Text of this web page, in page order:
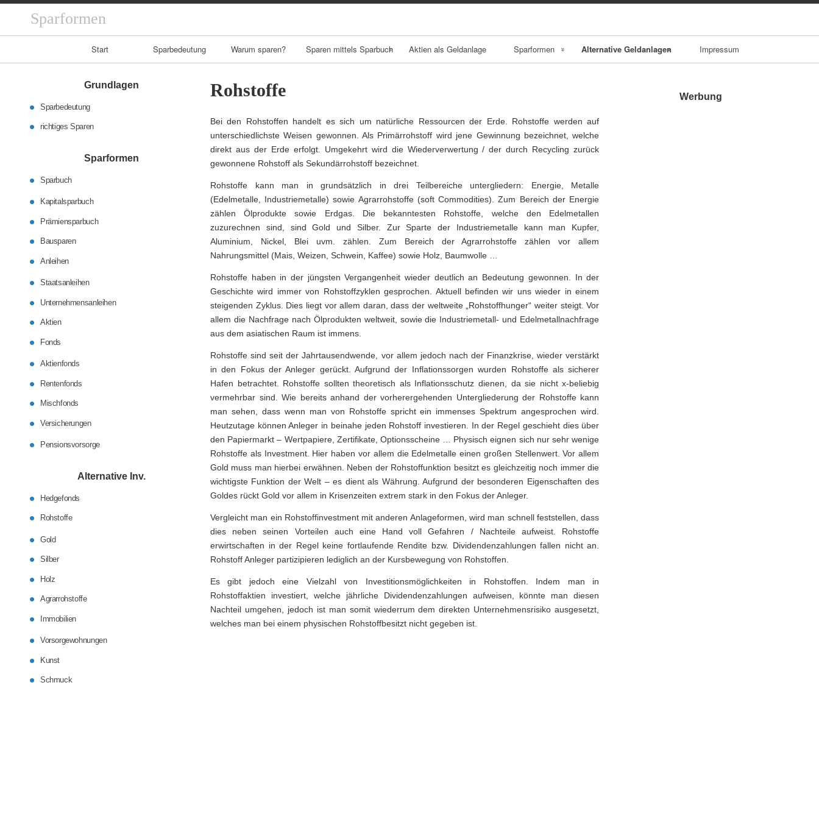
Sparformen
Start Sparbedeutung Warum sparen? Sparen mittels Sparbuch Aktien als Geldanlage Sparformen
nt
Staatsanleihen
Unternehmensanle
ihen
Fonds
Rentenfonds
Mischfonds
Pensionsvorsorge
Alternative Geldanlagen
Goldinvestment
Agrarrohstoffe
Immobilien
Holzinvestment
Kunstinvestment
Schmuckinvestme
nt
Impressum
Rohstoffe
Bei den Rohstoffen handelt es sich um natürliche Ressourcen der Erde. Rohstoffe werden auf
unterschiedlichste Weisen gewonnen. Als Primärrohstoff wird jene Gewinnung bezeichnet, welche
direkt aus der Erde erfolgt. Umgekehrt wird die Wiederverwertung / der durch Recycling zurück
gewonnene Rohstoff als Sekundärrohstoff bezeichnet.
Rohstoffe kann man in grundsätzlich in drei Teilbereiche untergliedern: Energie, Metalle
(Edelmetalle, Industriemetalle) sowie Agrarrohstoffe (soft Commodities). Zum Bereich der Energie
zählen Ölprodukte sowie Erdgas. Die bekanntesten Rohstoffe, welche den Edelmetallen
zuzurechnen sind, sind Gold und Silber. Zur Sparte der Industriemetalle kann man Kupfer,
Aluminium, Nickel, Blei uvm. zählen. Zum Bereich der Agrarrohstoffe zählen vor allem
Nahrungsmittel (Mais, Weizen, Schwein, Kaffee) sowie Holz, Baumwolle …
Rohstoffe haben in der jüngsten Vergangenheit wieder deutlich an Bedeutung gewonnen. In der
Geschichte wird immer von Rohstoffzyklen gesprochen. Aktuell befinden wir uns wieder in einem
steigenden Zyklus. Dies liegt vor allem daran, dass der weltweite „Rohstoffhunger“ weiter steigt. Vor
allem die Nachfrage nach Ölprodukten weltweit, sowie die Industriemetall- und Edelmetallnachfrage
aus dem asiatischen Raum ist immens.
Rohstoffe sind seit der Jahrtausendwende, vor allem jedoch nach der Finanzkrise, wieder verstärkt
in den Fokus der Anleger gerückt. Aufgrund der Inflationssorgen wurden Rohstoffe als sicherer
Hafen betrachtet. Rohstoffe sollten theoretisch als Inflationsschutz dienen, da sie nicht x-beliebig
vermehrbar sind. Wie bereits anhand der vorherergehenden Untergliederung der Rohstoffe kann
man sehen, dass wenn man von Rohstoffe spricht ein immenses Spektrum angesprochen wird.
Heutzutage können Anleger in beinahe jeden Rohstoff investieren. In der Regel geschieht dies über
den Papiermarkt – Wertpapiere, Zertifikate, Optionsscheine … Physisch eignen sich nur sehr wenige
Rohstoffe als Investment. Hier haben vor allem die Edelmetalle einen großen Stellenwert. Vor allem
Gold muss man hierbei erwähnen. Neben der Rohstoffunktion besitzt es gleichzeitig noch immer die
wichtigste Funktion der Welt – es dient als Währung. Aufgrund der besonderen Eigenschaften des
Goldes rückt Gold vor allem in Krisenzeiten extrem stark in den Fokus der Anleger.
Vergleicht man ein Rohstoffinvestment mit anderen Anlageformen, wird man schnell feststellen, dass
dies neben seinen Vorteilen auch eine Hand voll Gefahren / Nachteile aufweist. Rohstoffe
erwirtschaften in der Regel keine fortlaufende Rendite bzw. Dividendenzahlungen fallen nicht an.
Rohstoff Anleger partizipieren lediglich an der Kursbewegung von Rohstoffen.
Es gibt jedoch eine Vielzahl von Investitionsmöglichkeiten in Rohstoffen. Indem man in
Rohstoffaktien investiert, welche jährliche Dividendenzahlungen aufweisen, könnte man diesen
Nachteil umgehen, jedoch ist man somit wiederrum dem direkten Unternehmensrisiko ausgesetzt,
welches man bei einem physischen Rohstoffbesitzt nicht gegeben ist.
Werbung
Grundlagen
Sparbedeutung
richtiges Sparen
Sparformen
Sparbuch
Kapitalsparbuch
Prämiensparbuch
Bausparen
Anleihen
Staatsanleihen
Unternehmensanleihen
Aktien
Fonds
Aktienfonds
Rentenfonds
Mischfonds
Versicherungen
Pensionsvorsorge
Alternative Inv.
Hedgefonds
Rohstoffe
Gold
Silber
Holz
Agrarrohstoffe
Immobilien
Vorsorgewohnungen
Kunst
Schmuck